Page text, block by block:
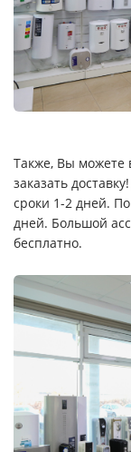
Также, Вы можете
заказать
сроки 1-2 дней.
дней. Большой
бесплатно.